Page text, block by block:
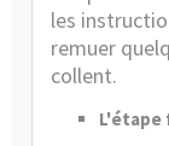
les
remuer
collent.
L'étape